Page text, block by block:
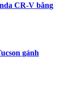
CR-V bằng
gánh